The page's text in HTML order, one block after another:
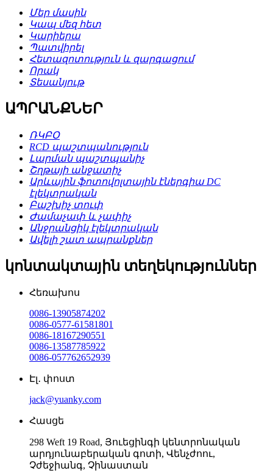
Մեր մասին
Կապ մեզ հետ
Կարիերա
Պատվիրել
Հետազոտություն և զարգացում
Որակ
Տեսանյութ
ԱՊՐԱՆՔՆԵՐ
ՌԿԲՕ
RCD պաշտպանություն
Լարման պաշտպանիչ
Շղթայի անջատիչ
Արևային ֆոտովոլտային էներգիա DC
էլեկտրական
Բաշխիչ տուփ
Ժամաչափ և չափիչ
Անջրանցիկ էլեկտրական
Ավելի շատ ապրանքներ
կոնտակտային տեղեկություններ
Հեռախոս
0086-13905874202
0086-0577-61581801
0086-18167290551
0086-13587785922
0086-057762652939
Էլ․ փոստ
jack@yuanky.com
Հասցե
298 Weft 19 Road, Յուեցինգի կենտրոնական
արդյունաբերական գոտի, Վենչժոու,
Չժեջիանգ, Չինաստան